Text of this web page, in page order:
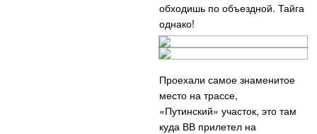
обходишь по объездной. Тайга
однако!
Проехали самое знаменитое
место на трассе,
«Путинский» участок, это там
куда ВВ прилетел на